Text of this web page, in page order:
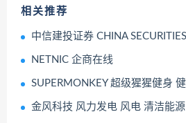
相关推荐
中信建投证券 CHINA
NETNIC 企商在线
SUPERMONKEY 超级猩猩健身
金风科技 风力发电 风电 清洁能源